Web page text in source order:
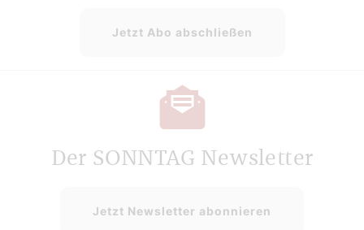
Jetzt Abo abschließen
Der SONNTAG Newsletter
Jetzt Newsletter abonnieren